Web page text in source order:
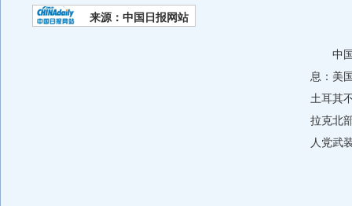
来源：中国日报网站
中国
息：美
土耳其
拉克北
人党武